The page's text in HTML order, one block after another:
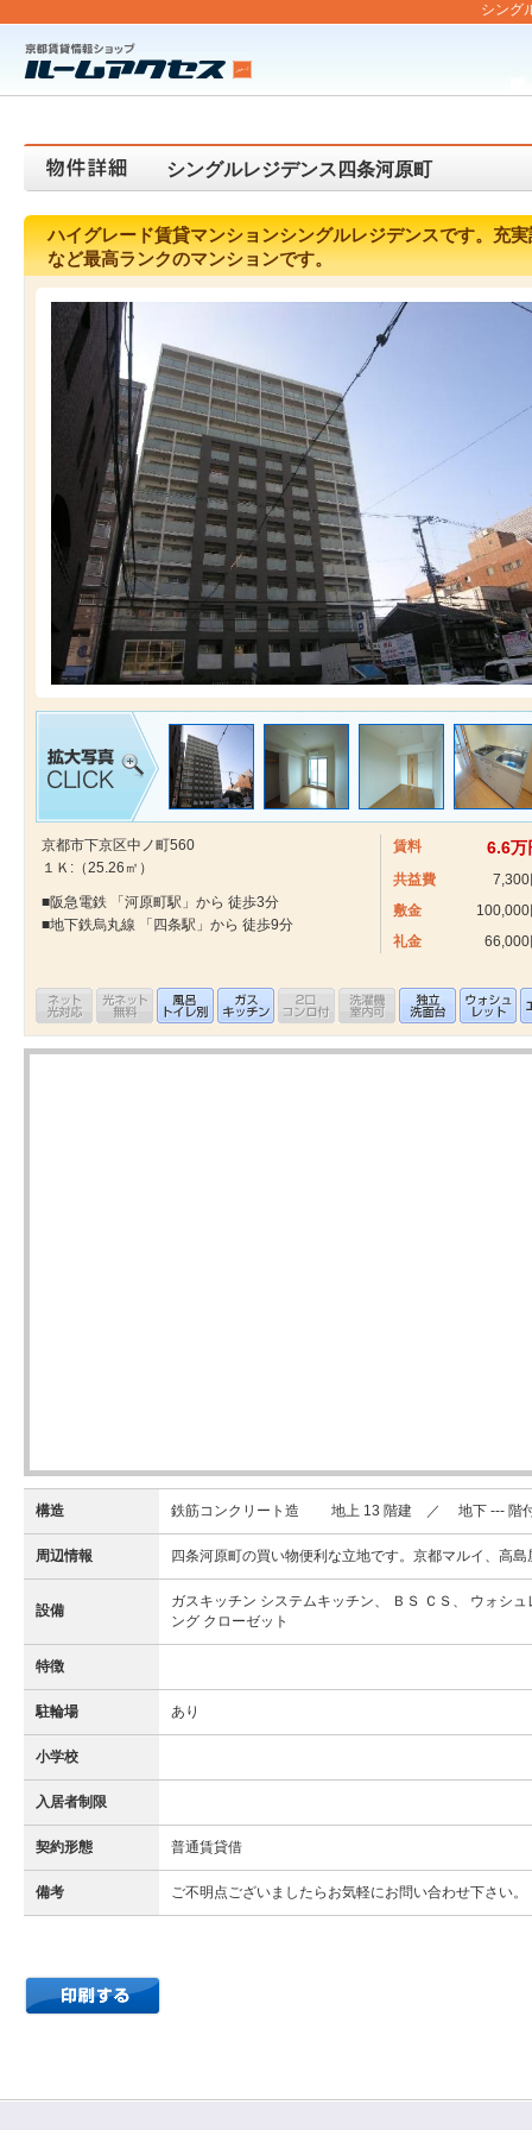
シング
シングルレジデンス四条河原町
ハイグレード賃貸マンションシングルレジデンスです。充
など最高ランクのマンションです。
京都市下京区中ノ町560
１Ｋ:（25.26㎡）
■阪急電鉄 「河原町駅」から 徒歩3分
■地下鉄烏丸線 「四条駅」から 徒歩9分
賃料 6.6万
共益費
7,300
敷金
100,000
礼金
66,000
構造 鉄筋コンクリート造 地上 13 階建 ／ 地下 --- 階
周辺情報 四条河原町の買い物便利な立地です。京都マルイ、高
設備
ガスキッチン システムキッチン、 ＢＳ ＣＳ、 ウォシ
ング クローゼット
特徴
駐輪場 あり
小学校
入居者制限
契約形態 普通賃貸借
備考 ご不明点ございましたらお気軽にお問い合わせ下さい。